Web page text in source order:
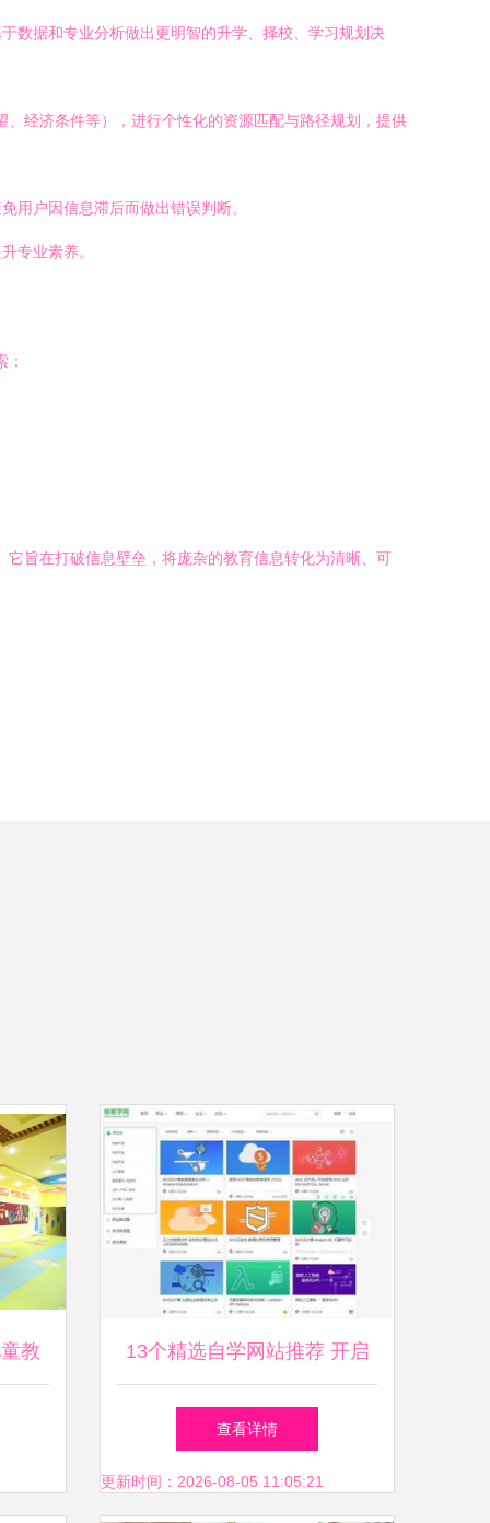
数据和专业分析做出更明智的升学、择校、学习规划决
、经济条件等），进行个性化的资源匹配与路径规划，提供
用户因信息滞后而做出错误判断。
专业素养。
它旨在打破信息壁垒，将庞杂的教育信息转化为清晰、可
教 13个精选自学网站推荐 开启
终身学习之旅，改变你的一生
查看详情
更新时间：2026-08-05 11:05:21